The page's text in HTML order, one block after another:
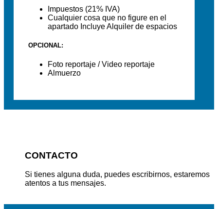
Impuestos (21% IVA)
Cualquier cosa que no figure en el
apartado Incluye Alquiler de espacios
OPCIONAL:
Foto reportaje / Video reportaje
Almuerzo
CONTACTO
Si tienes alguna duda, puedes escribirnos, estaremos
atentos a tus mensajes.